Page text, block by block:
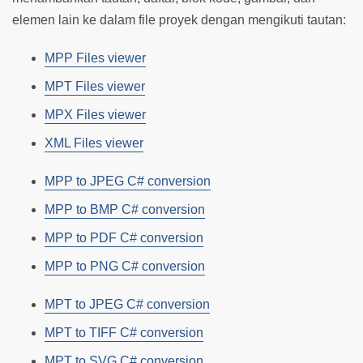
elemen lain ke dalam file proyek dengan mengikuti tautan:
MPP Files viewer
MPT Files viewer
MPX Files viewer
XML Files viewer
MPP to JPEG C# conversion
MPP to BMP C# conversion
MPP to PDF C# conversion
MPP to PNG C# conversion
MPT to JPEG C# conversion
MPT to TIFF C# conversion